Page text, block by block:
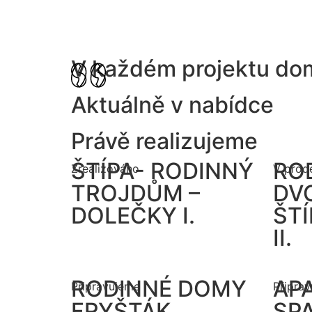
V každém projektu
Aktuálně v nabídce
Právě realizujeme
ŠTÍPA- RODINNÝ
TROJDŮM –
DOLEČKY I.
Zrealizováno
II.
V
RODINNÉ DOMY
Připravujeme